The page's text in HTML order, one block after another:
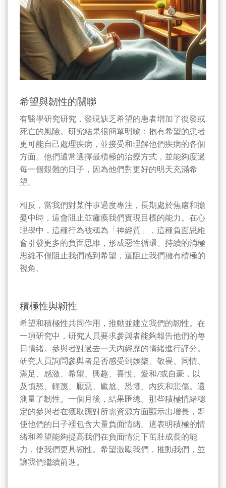
希望與韌性的關聯
有醫學研究研究，發現缺乏希望的患者增加了復發或
死亡的風險。研究結果很簡單明瞭：抱有希望的患者
更可能自己處理疾病，並接受和理解他們疾病的各個
方面。他們通常選擇最積極的治療方式，並能夠度過
每一個艱難的日子，因為他們對更好的明天充滿希
望。
相反，當我們對某件事過度專注，長期處於焦慮和擔
憂中時，這會阻止並癱瘓我們實現目標的能力。在心
理學中，這種行為被稱為「神經質」，這種負面思維
會引發更多的負面思維，形成惡性循環。持續的消極
思維不僅阻止我們感到希望，還阻止我們擁有積極的
視角。
積極性與韌性
希望和積極性共同作用，推動並建立我們的韌性。在
一項研究中，研究人員要求參與者能夠報告他們的每
日情緒。參與者對過去一天內經歷的情緒進行評分。
研究人員詢問參與者是否感受到娛樂、敬畏、同情、
滿足、感激、希望、興趣、喜悅、愛和/或自豪，以
及憤怒、輕蔑、厭惡、尷尬、恐懼、內疚和悲傷。還
測量了韌性。一個月後，結果匯總。那些積極情緒穩
定的參與者在獲取應對所需資源方面顯示出增長，即
使他們的日子裡包含大量負面情緒。這表明積極的情
緒和希望能夠提高我們在負面情況下茁壯成長的能
力，使我們更具韌性。希望激勵我們，推動我們，並
讓我們繼續前進。